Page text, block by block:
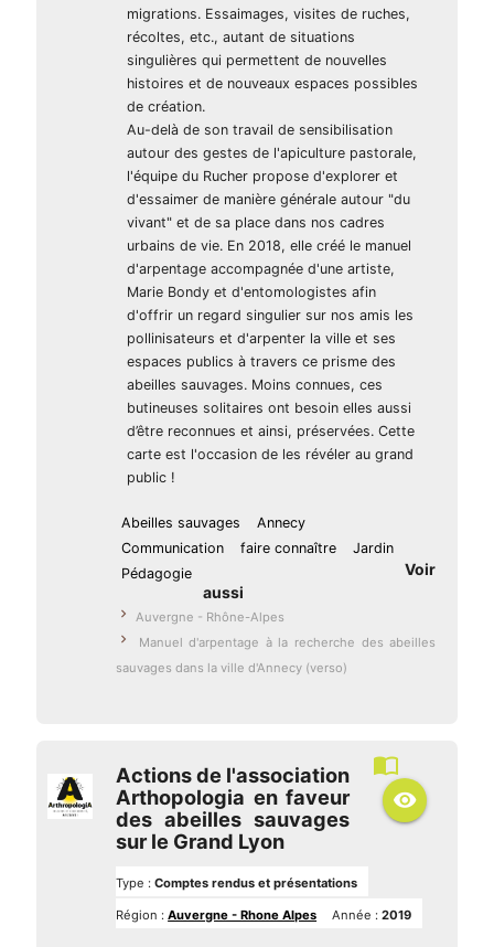
migrations. Essaimages, visites de ruches,
récoltes, etc., autant de situations
singulières qui permettent de nouvelles
histoires et de nouveaux espaces possibles
de création.
Au-delà de son travail de sensibilisation
autour des gestes de l'apiculture pastorale,
l'équipe du Rucher propose d'explorer et
d'essaimer de manière générale autour "du
vivant" et de sa place dans nos cadres
urbains de vie. En 2018, elle créé le manuel
d'arpentage accompagnée d'une artiste,
Marie Bondy et d'entomologistes afin
d'offrir un regard singulier sur nos amis les
pollinisateurs et d'arpenter la ville et ses
espaces publics à travers ce prisme des
abeilles sauvages. Moins connues, ces
butineuses solitaires ont besoin elles aussi
d’être reconnues et ainsi, préservées. Cette
carte est l'occasion de les révéler au grand
public !
Abeilles sauvages
Annecy
Communication
faire connaître
Jardin
Pédagogie
Voir
aussi
navigate_next
Auvergne - Rhône-Alpes
navigate_next
Manuel d'arpentage à la recherche des abeilles
sauvages dans la ville d'Annecy (verso)
Actions de l'association
Arthopologia en faveur
des abeilles sauvages
sur le Grand Lyon
import_contacts
remove_red_eye
Type :Comptes rendus et présentations
Région :Auvergne - Rhone Alpes Année :2019